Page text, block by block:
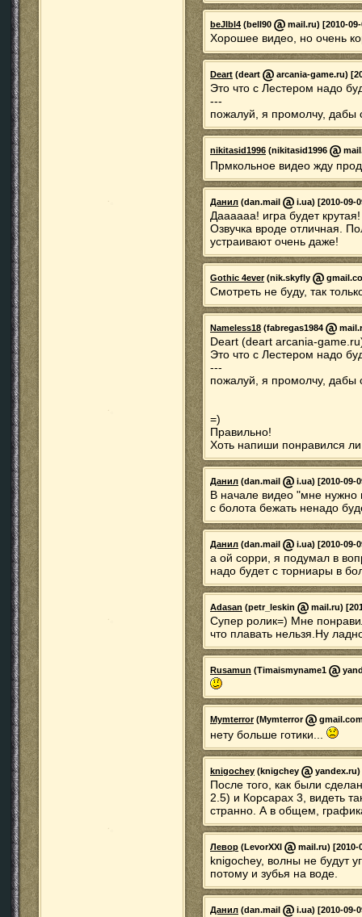
beJlbl4 (bell90 mail.ru) [2010-
Хорошее видео, но очень
Deart (deart arcania-game.ru)
Это что с Лестером надо
---
пожалуй, я промолчу, дабы
nikitasid1996 (nikitasid1996
Прмкольное видео жду
Данил (dan.mail i.ua) [2010-09-
Даааааа! игра будет
Озвучка вроде отличная.
устраивают очень даже!
Gothic 4ever(nik.skyfly
Смотреть не буду, так
Nameless18 (fabregas1984
Deart (deart arcania-
Это что с Лестером надо
---
пожалуй, я промолчу, дабы
=)
Правильно!
Хоть напиши понравился
Данил (dan.mail i.ua) [2010-09-
В начале видео "мне нужно
с болота бежать ненадо
Данил (dan.mail i.ua) [2010-09-
а ой сорри, я подумал в
надо будет с торниары в
Adasan (petr_leskin mail.ru)
Супер ролик=) Мне
что плавать нельзя.Ну
Rusamun (Timaismyname1
Mymterror(Mymterror
нету больше готики...
knigochey (knigchey yandex.ru)
После того, как были
2.5) и Корсарах 3, видеть
странно. А в общем,
Левор (LevorXXI mail.ru) [2010-
knigochey, волны не будут
потому и зубья на воде.
Данил (dan.mail i.ua) [2010-09-